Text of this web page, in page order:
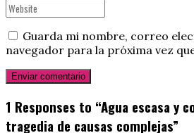
Guarda mi nombre, correo
navegador para la próxima vez
1 Responses to “Agua escasa y
tragedia de causas complejas”